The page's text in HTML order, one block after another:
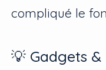
compliqué le
💡 Gadgets